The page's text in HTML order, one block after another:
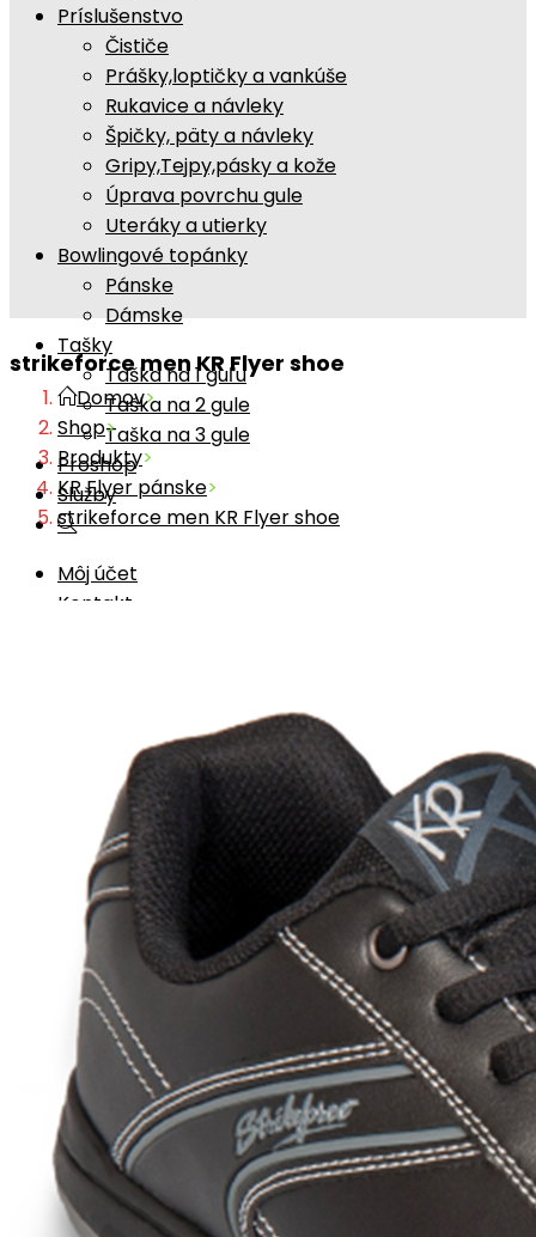
Príslušenstvo
Čističe
Prášky,loptičky a vankúše
Rukavice a návleky
Špičky, päty a návleky
Gripy,Tejpy,pásky a kože
Úprava povrchu gule
Uteráky a utierky
Bowlingové topánky
Pánske
Dámske
Tašky
Taška na 1 guľu
Taška na 2 gule
Taška na 3 gule
Proshop
Služby
Môj účet
Kontakt
strikeforce men KR Flyer shoe
Domov>
Shop>
Produkty>
KR Flyer pánske>
strikeforce men KR Flyer shoe